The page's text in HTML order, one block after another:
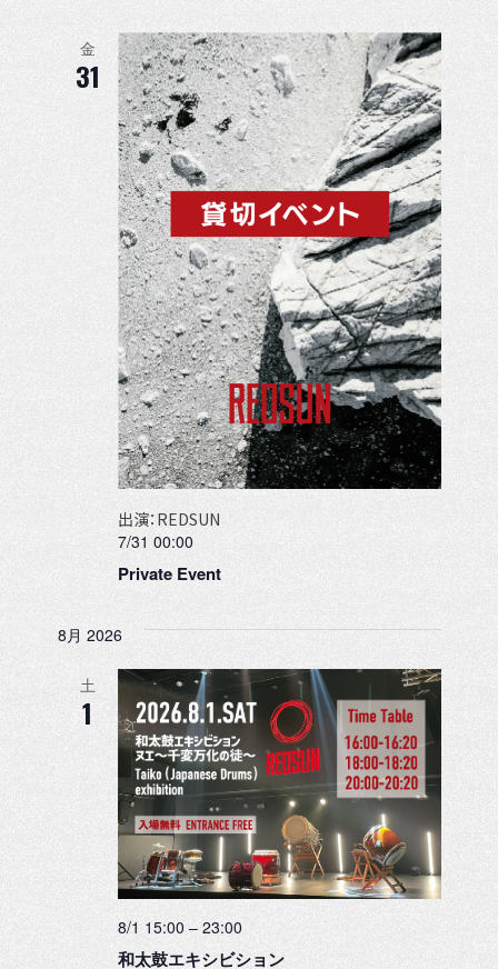
金
31
7/31 00:00
Private Event
出演：REDSUN
8月 2026
土
1
8/1 15:00 – 23:00
和太鼓エキシビション